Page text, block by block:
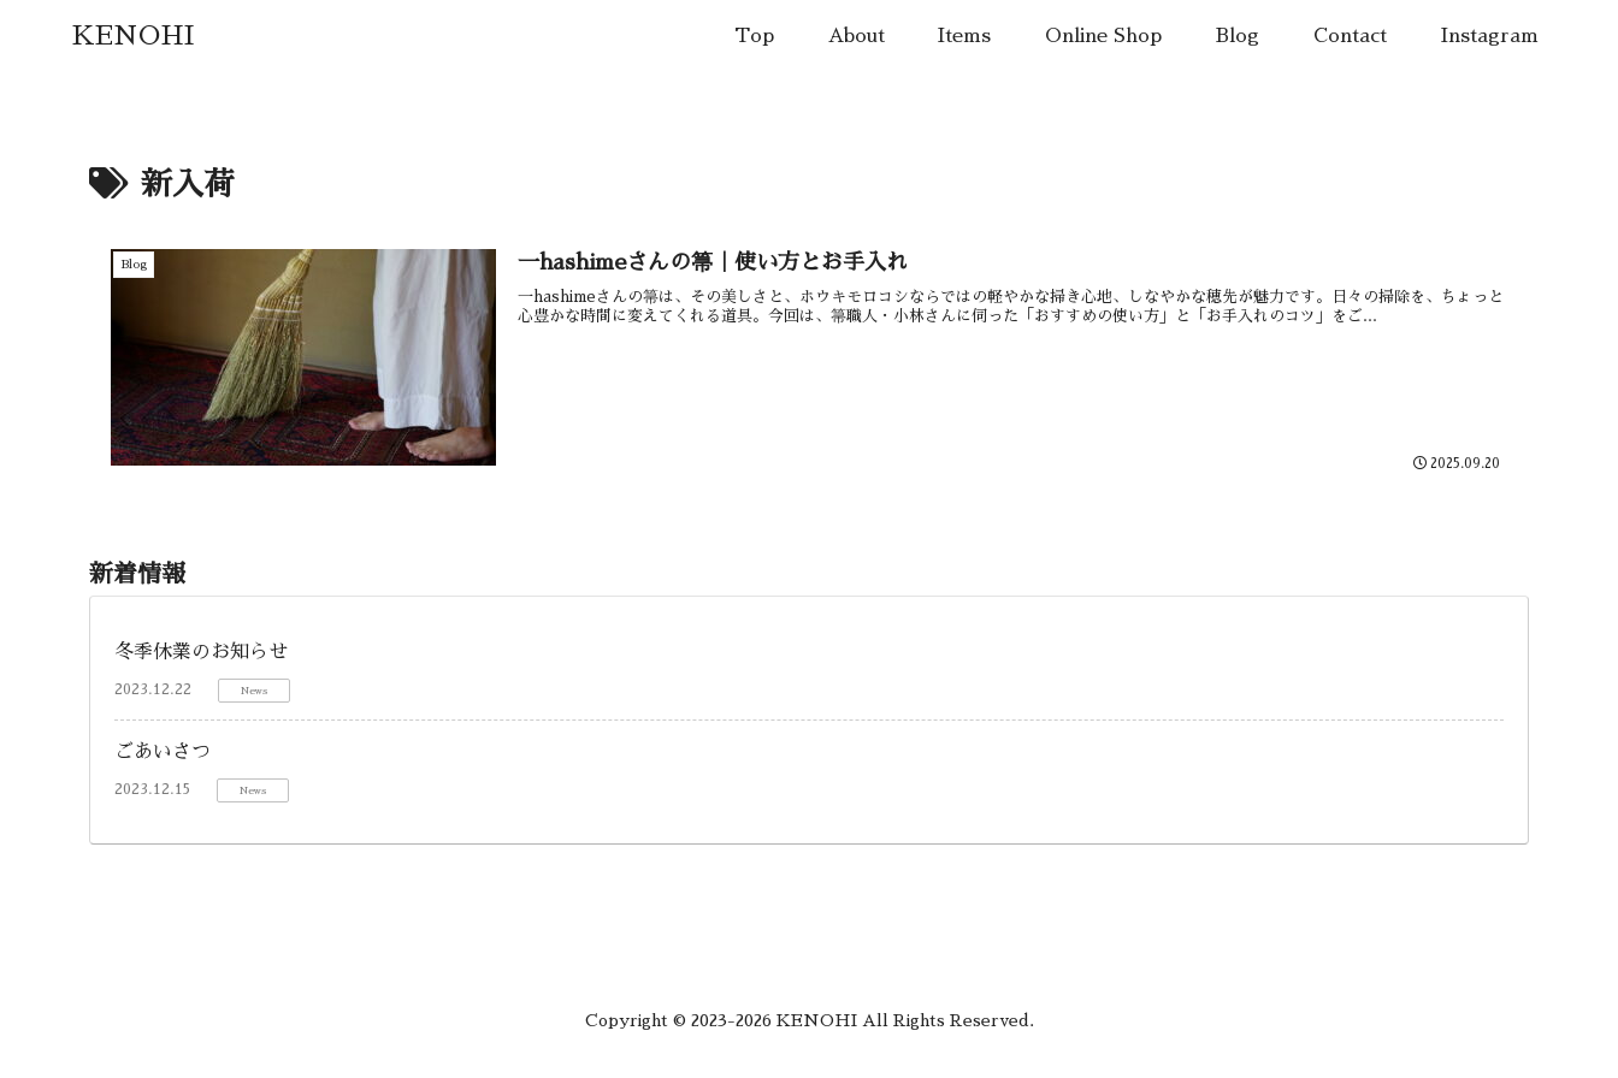
KENOHI Top About Items Online Shop Blog Contact Instagram
新入荷
Blog 一hashimeさんの箒｜使い方とお手入れ
一hashimeさんの箒は、その美しさと、ホウキモロコシならではの軽やかな掃き心地、しなやかな穂先が魅力です。日々の掃除を、ちょっと
心豊かな時間に変えてくれる道具。今回は、箒職人・小林さんに伺った「おすすめの使い方」と「お手入れのコツ」をご...
2025.09.20
新着情報
冬季休業のお知らせ
2023.12.22 News
ごあいさつ
2023.12.15 News
Copyright © 2023-2026 KENOHI All Rights Reserved.